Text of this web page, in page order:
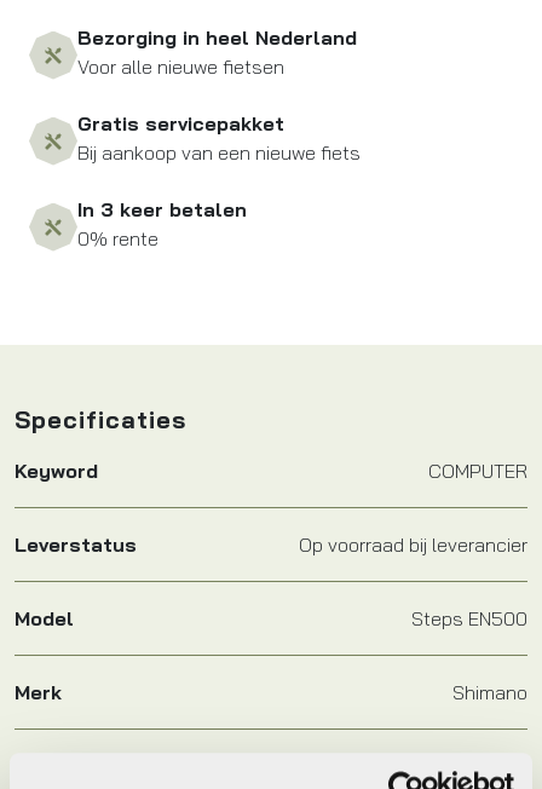
Bezorging in heel Nederland
Voor alle nieuwe fietsen
Gratis servicepakket
Bij aankoop van een nieuwe fiets
In 3 keer betalen
0% rente
Specificaties
Keyword COMPUTER
Leverstatus Op voorraad bij leverancier
Model Steps EN500
Merk Shimano